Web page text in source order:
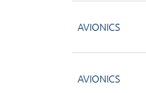
AVIONICS
AVIONICS